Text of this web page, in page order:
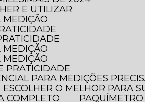
E UTILIZAR
MEDIÇÃO
MEDIÇÃO
MEDIÇÃO
PRATICIDADE
PARA MEDIÇÕES
O MELHOR PARA
COMPLETO